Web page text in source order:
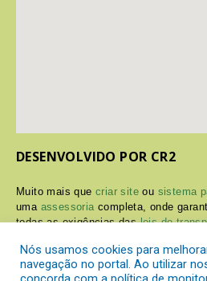
DESENVOLVIDO POR CR2
Muito mais quecriar site ou sistema
uma assessoria completa, onde
todas as exigências dasleis de
Conheça oPNTPe oRadar da
Nós usamos cookies para
navegação no portal. Ao utilizar